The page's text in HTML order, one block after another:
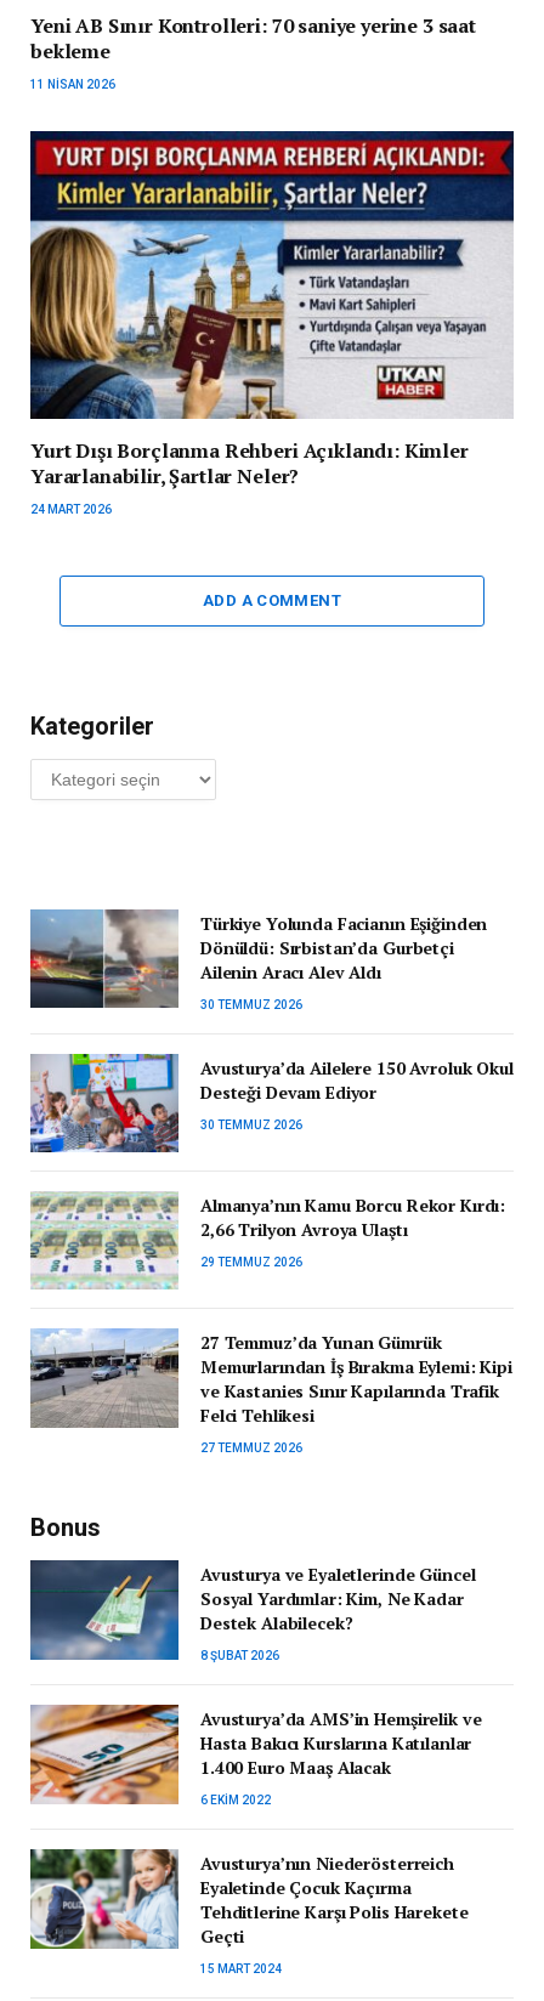
Yeni AB Sınır Kontrolleri: 70 saniye yerine 3 saat
bekleme
11 NISAN 2026
Yurt Dışı Borçlanma Rehberi Açıklandı: Kimler
Yararlanabilir, Şartlar Neler?
24 MART 2026
ADD A COMMENT
Kategoriler
Kategoriler
Türkiye Yolunda Facianın Eşiğinden
Dönüldü: Sırbistan’da Gurbetçi
Ailenin Aracı Alev Aldı
30 TEMMUZ 2026
Avusturya’da Ailelere 150 Avroluk Okul
Desteği Devam Ediyor
30 TEMMUZ 2026
Almanya’nın Kamu Borcu Rekor Kırdı:
2,66 Trilyon Avroya Ulaştı
29 TEMMUZ 2026
27 Temmuz’da Yunan Gümrük
Memurlarından İş Bırakma Eylemi: Kipi
ve Kastanies Sınır Kapılarında Trafik
Felci Tehlikesi
27 TEMMUZ 2026
Bonus
Avusturya ve Eyaletlerinde Güncel
Sosyal Yardımlar: Kim, Ne Kadar
Destek Alabilecek?
8 ŞUBAT 2026
Avusturya’da AMS’in Hemşirelik ve
Hasta Bakıcı Kurslarına Katılanlar
1.400 Euro Maaş Alacak
6 EKIM 2022
Avusturya’nın Niederösterreich
Eyaletinde Çocuk Kaçırma
Tehditlerine Karşı Polis Harekete
Geçti
15 MART 2024